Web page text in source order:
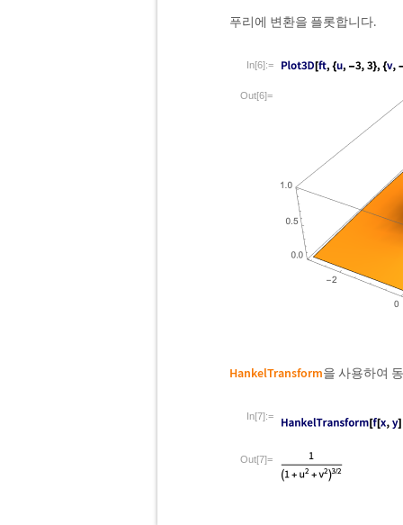
푸리에 변환을 플롯합니다.
In[6]:=
Out[6]=
HankelTransform을 사용하여
In[7]:=
Out[7]=